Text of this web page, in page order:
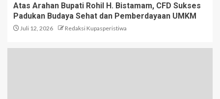
Atas Arahan Bupati Rohil H. Bistamam, CFD Sukses
Padukan Budaya Sehat dan Pemberdayaan UMKM
Juli 12, 2026 Redaksi Kupasperistiwa